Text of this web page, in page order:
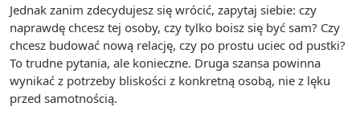
Jednak zanim zdecydujesz się wrócić, zapytaj siebie: czy
naprawdę chcesz tej osoby, czy tylko boisz się być sam? Czy
chcesz budować nową relację, czy po prostu uciec od pustki?
To trudne pytania, ale konieczne. Druga szansa powinna
wynikać z potrzeby bliskości z konkretną osobą, nie z lęku
przed samotnością.